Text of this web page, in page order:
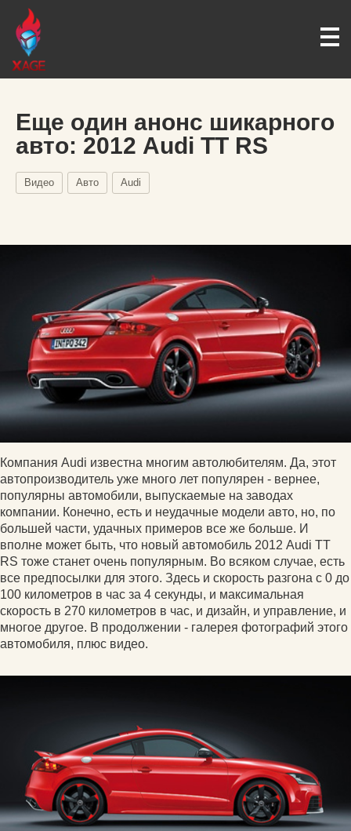
Еще один анонс шикарного
авто: 2012 Audi TT RS
Видео Авто Audi
Компания Audi известна многим автолюбителям. Да, этот
автопроизводитель уже много лет популярен - вернее,
популярны автомобили, выпускаемые на заводах
компании. Конечно, есть и неудачные модели авто, но, по
большей части, удачных примеров все же больше. И
вполне может быть, что новый автомобиль 2012 Audi TT
RS тоже станет очень популярным. Во всяком случае, есть
все предпосылки для этого. Здесь и скорость разгона с 0 до
100 километров в час за 4 секунды, и максимальная
скорость в 270 километров в час, и дизайн, и управление, и
многое другое. В продолжении - галерея фотографий этого
автомобиля, плюс видео.